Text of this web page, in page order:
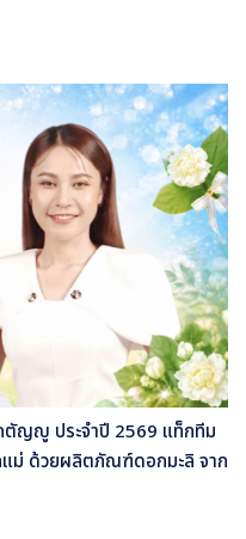
ตัญญู ประจำปี 2569 แท็กทีม
แม่ ด้วยผลิตภัณฑ์ดอกมะลิ จาก